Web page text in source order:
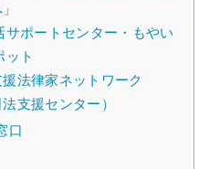
サポートセンター・もやい
ット
法律家ネットワーク
支援センター）
口